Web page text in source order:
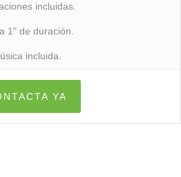
incluidas.
1" de duración.
incluida.
YA